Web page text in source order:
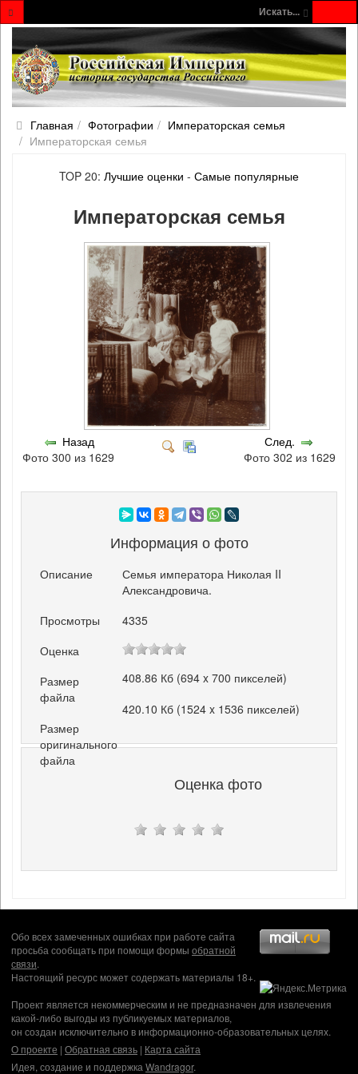
Искать...
Главная Фотографии
Императорская семья
Императорская семья
TOP 20: Лучшие оценки - Самые популярные
Императорская семья
Назад
Фото 300 из 1629
След.
Фото 302 из 1629
Информация о фото
Описание
Семья императора Николая II
Александровича.
Просмотры
4335
Оценка
Размер
файла
408.86 Кб (694 x 700 пикселей)
Размер
оригинального
файла
420.10 Кб (1524 x 1536 пикселей)
Оценка фото
Обо всех замеченных ошибках при работе сайта
просьба сообщать при помощи формы обратной
связи.
Настоящий ресурс может содержать материалы 18+.
Проект является некоммерческим и не предназначен для извлечения
какой-либо выгоды из публикуемых материалов,
он создан исключительно в информационно-образовательных целях.
О проекте | Обратная связь | Карта сайта
Идея, создание и поддержка Wandragor.